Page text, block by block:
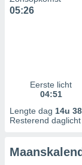
05:26
Eerste licht
04:51
Lengte dag 14u
Resterend daglicht